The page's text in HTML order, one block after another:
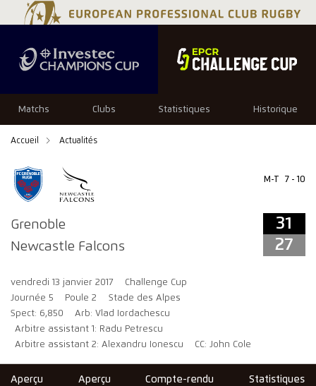
Matchs Clubs Statistiques Historique
Accueil Actualités
Grenoble
Newcastle Falcons
M-T 7 - 10
31
27
vendredi 13 janvier 2017
Challenge Cup
Journée 5
Poule 2
Stade des Alpes
Spect: 6,850
Arb: Vlad Iordachescu
Arbitre assistant 1: Radu Petrescu
Arbitre assistant 2: Alexandru Ionescu
CC: John Cole
31 27
Aperçu Aperçu Compte-rendu Statistiques